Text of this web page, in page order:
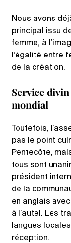
Nous avons
principal issu
femme, à
l’égalité entre
de la création.
Service
mondial
Toutefois,
pas le point
Pentecôte,
tous sont
président
de la
en anglais
à l’autel. Les
langues
réception.